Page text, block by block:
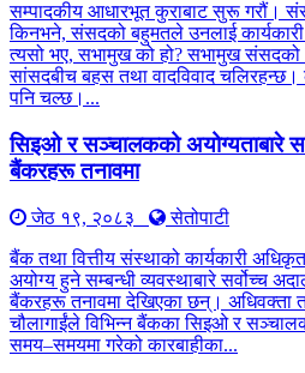
सम्पादकीय आधारभूत कुराबाट सुरू गरौं।
किनभने, संसदको बहुमतले उनलाई
त्यसो भए, सभामुख को हो? सभामुख संसदको
सांसदबीच बहस तथा वादविवाद
पनि चल्छ।...
सिइओ र सञ्चालकको अयोग्यताबारे
बैंकरहरू तनावमा
जेठ १९, २०८३
सेतोपाटी
बैंक तथा वित्तीय संस्थाको कार्यकारी
अयोग्य हुने सम्बन्धी व्यवस्थाबारे सर्वोच्च
बैंकरहरू तनावमा देखिएका छन्। अधिवक्ता
चौलागाईंले विभिन्न बैंकका सिइओ र
समय–समयमा गरेको कारबाहीका...